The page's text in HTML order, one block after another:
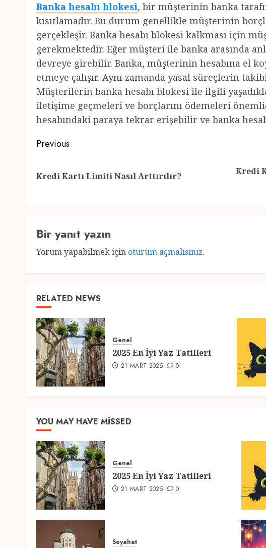
Banka hesabı blokesi, bir müşterinin banka
kısıtlamadır. Bu durum genellikle müşterinin
gerçekleşir. Banka hesabı blokesi kalkması için
gerekmektedir. Eğer müşteri ile banka arasında
devreye girebilir. Banka, müşterinin hesabına el
etmeye çalışır. Aynı zamanda yasal süreçlerin
Müşterilerin banka hesabı blokesi ile ilgili
iletişime geçmeleri ve borçlarını ödemeleri
hesabındaki paraya tekrar erişebilir ve banka
Post
Previous
Kredi Kartı Limiti Nasıl Arttırılır?
Next
Kredi
Bir yanıt yazın
Yorum yapabilmek için oturum açmalısınız.
RELATED NEWS
Genel
2025 En İyi Yaz Tatilleri
21 MART 2025 0
YOU MAY HAVE MISSED
Genel
2025 En İyi Yaz Tatilleri
21 MART 2025 0
Seyahat